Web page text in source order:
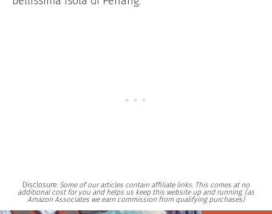
Disclosure: Some of our articles contain affiliate links. This comes at no
additional cost for you and helps us keep this website up and running. (as
Amazon Associates we earn commission from qualifying purchases)